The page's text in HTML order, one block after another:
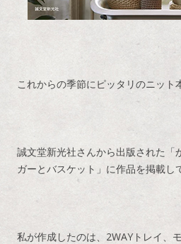
これからの季節にピッタリのニット
誠文堂新光社さんから出版された「
ガーとバスケット」に作品を掲載し
私が作成したのは、2WAYトレイ、